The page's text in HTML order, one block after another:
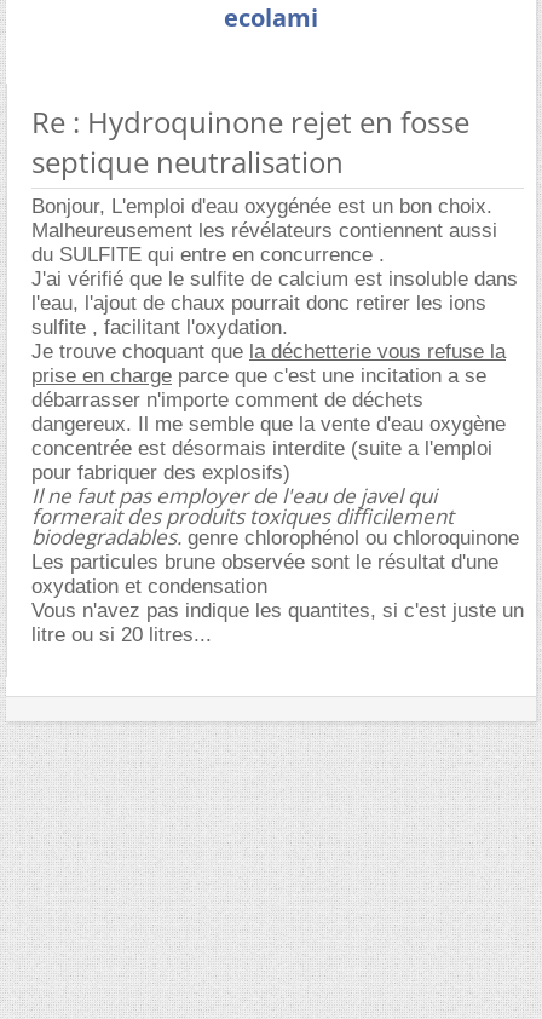
ecolami
Re : Hydroquinone rejet en fosse
septique neutralisation
Bonjour, L'emploi d'eau oxygénée est un bon choix.
Malheureusement les révélateurs contiennent aussi
du SULFITE qui entre en concurrence .
J'ai vérifié que le sulfite de calcium est insoluble dans
l'eau, l'ajout de chaux pourrait donc retirer les ions
sulfite , facilitant l'oxydation.
Je trouve choquant que la déchetterie vous refuse la
prise en charge parce que c'est une incitation a se
débarrasser n'importe comment de déchets
dangereux. Il me semble que la vente d'eau oxygène
concentrée est désormais interdite (suite a l'emploi
pour fabriquer des explosifs)
Il ne faut pas employer de l'eau de javel qui
formerait des produits toxiques difficilement
biodegradables. genre chlorophénol ou chloroquinone
Les particules brune observée sont le résultat d'une
oxydation et condensation
Vous n'avez pas indique les quantites, si c'est juste un
litre ou si 20 litres...